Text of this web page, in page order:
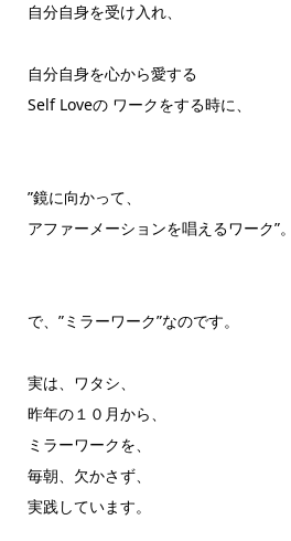
自分自身を受け入れ、
自分自身を心から愛する
Self Loveの ワークをする時に、
”鏡に向かって、
アファーメーションを唱えるワーク”。
で、”ミラーワーク”なのです。
実は、ワタシ、
昨年の１０月から、
ミラーワークを、
毎朝、欠かさず、
実践しています。